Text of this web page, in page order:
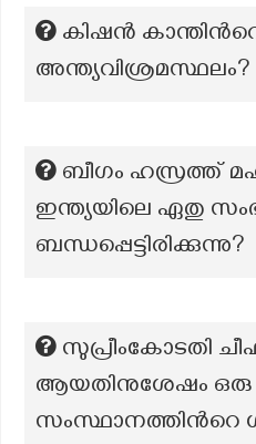
കിഷൻ
അന്ത്യവിശ്രമസ്ഥലം?
ബീഗം ഹസ്രത്ത്
ഇന്ത്യയിലെ ഏതു
ബന്ധപ്പെട്ടിരിക്കുന്നു?
സുപ്രീംകോടതി
ആയതിനുശേഷം ഒരു